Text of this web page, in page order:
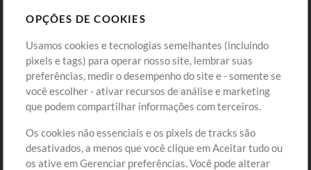
Comprar Créditos
Conteúdo Grátis
Solicite uma Música
Extras
Sessões
Entre
Cadastre-se
Ir ao carrinho
OPÇÕES DE COOKIES
Usamos cookies e tecnologias semelhantes (incluindo
pixels e tags) para operar nosso site, lembrar suas
preferências, medir o desempenho do site e - somente se
você escolher - ativar recursos de análise e marketing
que podem compartilhar informações com terceiros.
Os cookies não essenciais e os pixels de tracks são
desativados, a menos que você clique em Aceitar tudo ou
os ative em Gerenciar preferências. Você pode alterar